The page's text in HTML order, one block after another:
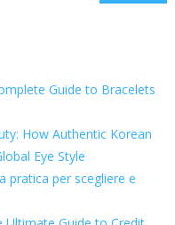
Guide to Bracelets
How Authentic Korean
Eye Style
pratica per scegliere e